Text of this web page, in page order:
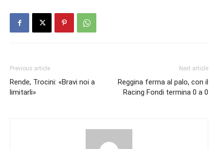
Previous article
Rende, Trocini: «Bravi noi a
limitarli»
Next article
Reggina ferma al palo, con il
Racing Fondi termina 0 a 0